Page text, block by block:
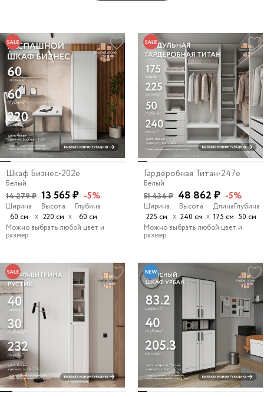
Шкаф Бизнес-202e
Белый
14 279 ₽ 13 565 ₽ -5%
Ширина
60 см
х
Высота
220 см х
Глубина
60 см
Можно выбрать любой цвет и
размер
Гардеробная Титан-247e
Белый
51 434 ₽ 48 862 ₽ -5%
Ширина
225 см х
Высота
240 см х
Длина
175 см
Глубина
50 см
Можно выбрать любой цвет и
размер